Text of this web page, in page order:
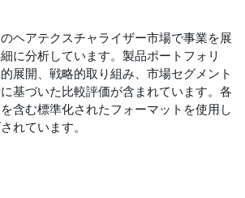
ヘアテクスチャライザー市場で事業を展
に分析しています。製品ポートフォリ
展開、戦略的取り組み、市場セグメント
基づいた比較評価が含まれています。各
含む標準化されたフォーマットを使用し
れています。